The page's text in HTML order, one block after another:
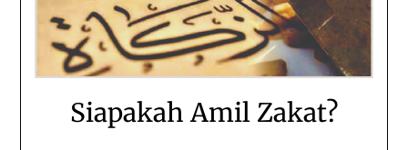
Siapakah Amil Zakat?